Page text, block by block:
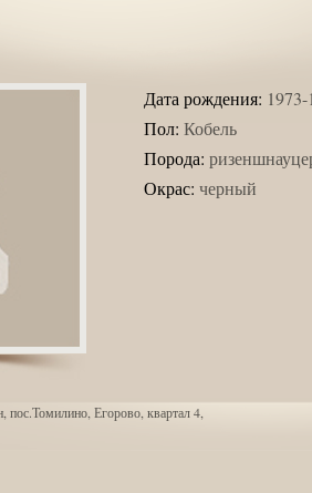
Дата рождения:
Пол: Кобель
Порода:
Окрас: черный
пос.Томилино, Егорово, квартал 4,